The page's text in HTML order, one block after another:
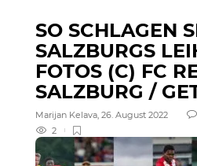
SO SCHLAGEN
SALZBURGS
FOTOS (C) FC
SALZBURG /
Marijan Kelava, 26. August 2022
2